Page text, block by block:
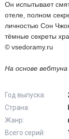
Он испытывает
отеле, полном
личностью Сон
тёмные секреты
© vsedoramy.ru
На основе вебтуна
Год выпуска:
Страна:
Жанр:
Всего серий: